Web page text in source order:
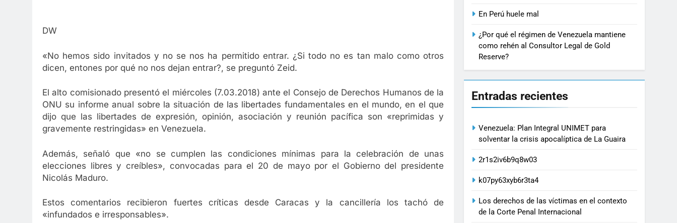
DW
«No hemos sido invitados y no se nos ha permitido entrar. ¿Si todo no es tan malo como otros
dicen, entones por qué no nos dejan entrar?, se preguntó Zeid.
El alto comisionado presentó el miércoles (7.03.2018) ante el Consejo de Derechos Humanos de la
ONU su informe anual sobre la situación de las libertades fundamentales en el mundo, en el que
dijo que las libertades de expresión, opinión, asociación y reunión pacífica son «reprimidas y
gravemente restringidas» en Venezuela.
Además, señaló que «no se cumplen las condiciones mínimas para la celebración de unas
elecciones libres y creíbles», convocadas para el 20 de mayo por el Gobierno del presidente
Nicolás Maduro.
Estos comentarios recibieron fuertes críticas desde Caracas y la cancillería los tachó de
«infundados e irresponsables».
En Perú huele mal
¿Por qué el régimen de Venezuela mantiene
como rehén al Consultor Legal de Gold
Reserve?
Entradas recientes
Venezuela: Plan Integral UNIMET para
solventar la crisis apocalíptica de La Guaira
2r1s2iv6b9q8w03
k07py63xyb6r3ta4
Los derechos de las víctimas en el contexto
de la Corte Penal Internacional